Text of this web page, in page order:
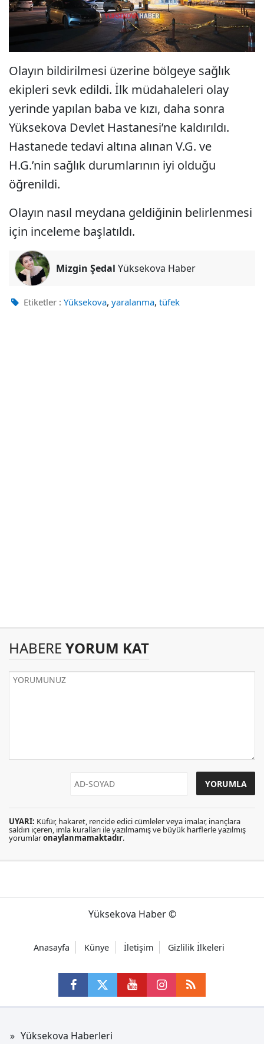
Olayın bildirilmesi üzerine bölgeye sağlık
ekipleri sevk edildi. İlk müdahaleleri olay
yerinde yapılan baba ve kızı, daha sonra
Yüksekova Devlet Hastanesi’ne kaldırıldı.
Hastanede tedavi altına alınan V.G. ve
H.G.’nin sağlık durumlarının iyi olduğu
öğrenildi.
Olayın nasıl meydana geldiğinin belirlenmesi
için inceleme başlatıldı.
Mizgin Şedal Yüksekova Haber
Etiketler : Yüksekova, yaralanma, tüfek
HABERE YORUM KAT
UYARI: Küfür, hakaret, rencide edici cümleler veya imalar, inançlara
saldırı içeren, imla kuralları ile yazılmamış ve büyük harflerle yazılmış
yorumlaronaylanmamaktadır.
Yüksekova Haber ©
Anasayfa Künye İletişim Gizlilik İlkeleri
Yüksekova Haberleri